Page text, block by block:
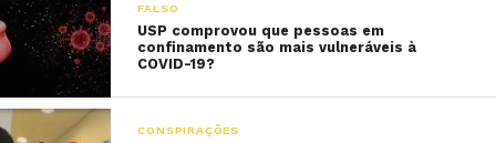
FALSO
USP comprovou que pessoas em
confinamento são mais vulneráveis à
COVID-19?
CONSPIRAÇÕES